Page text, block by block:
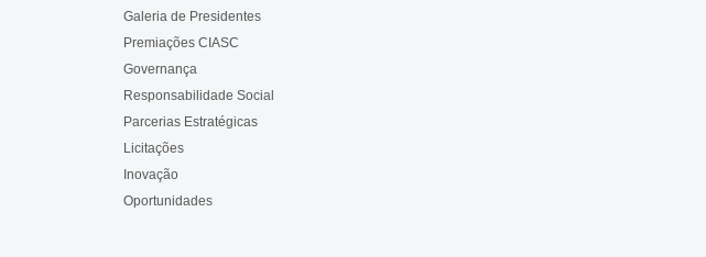
Galeria de Presidentes
Premiações CIASC
Governança
Responsabilidade Social
Parcerias Estratégicas
Licitações
Inovação
Oportunidades